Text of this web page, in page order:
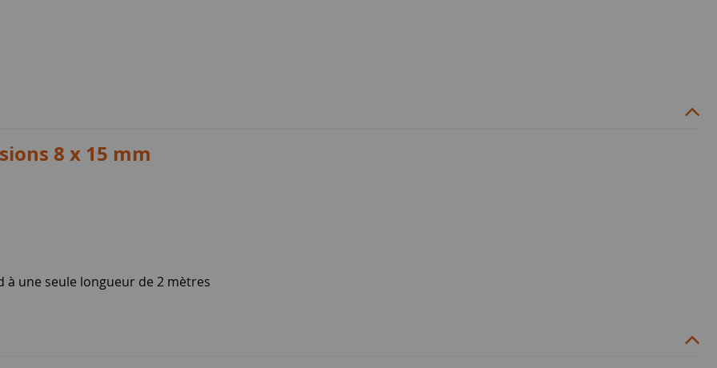
8 x 15 mm
à une seule longueur de 2 mètres